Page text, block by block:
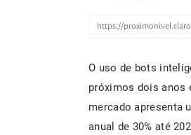
O uso de bots
próximos dois anos
mercado apresenta
anual de 30% até